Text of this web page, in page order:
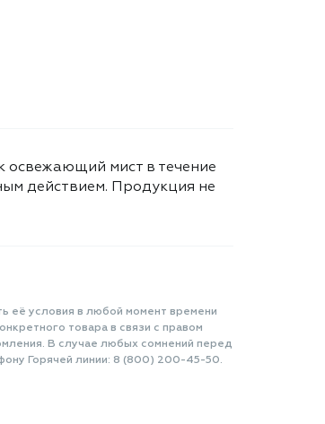
освежающий мист в течение
действием. Продукция не
её условия в любой момент времени
товара в связи с правом
В случае любых сомнений перед
Горячей линии: 8 (800) 200-45-50.